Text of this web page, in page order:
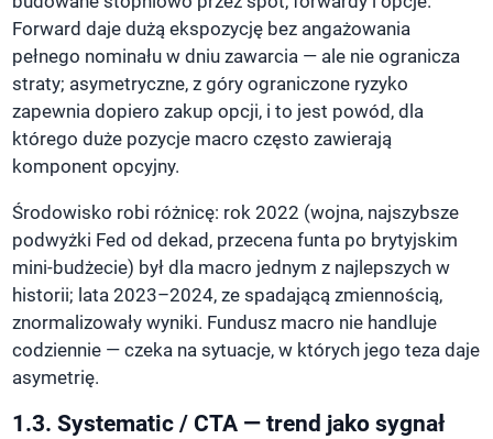
Forward daje dużą ekspozycję bez angażowania
pełnego nominału w dniu zawarcia — ale nie ogranicza
straty; asymetryczne, z góry ograniczone ryzyko
zapewnia dopiero zakup opcji, i to jest powód, dla
którego duże pozycje macro często zawierają
komponent opcyjny.
Środowisko robi różnicę: rok 2022 (wojna, najszybsze
podwyżki Fed od dekad, przecena funta po brytyjskim
mini-budżecie) był dla macro jednym z najlepszych w
historii; lata 2023–2024, ze spadającą zmiennością,
znormalizowały wyniki. Fundusz macro nie handluje
codziennie — czeka na sytuacje, w których jego teza daje
asymetrię.
1.3. Systematic / CTA — trend jako sygnał